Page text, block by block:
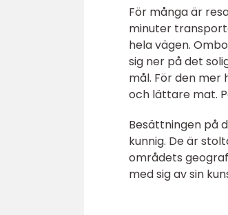
För många är
minuter
hela vägen.
sig ner på det
mål. För den
och lättare mat.
Besättningen på
kunnig. De är
områdets
med sig av sin